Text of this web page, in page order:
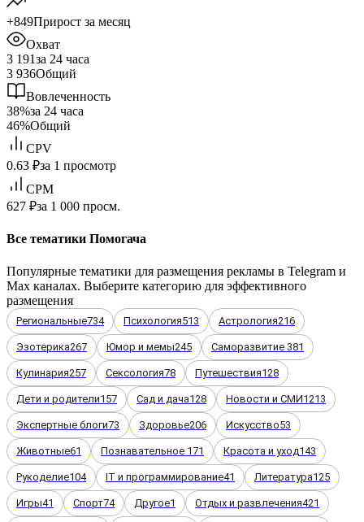
+849Прирост за месяц
Охват
3 191за 24 часа
3 936Общий
Вовлеченность
38%за 24 часа
46%Общий
CPV
0.63 ₽за 1 просмотр
CPM
627 ₽за 1 000 просм.
Все тематики Помогача
Популярные тематики для размещения рекламы в Telegram и
Max каналах. Выберите категорию для эффективного
размещения
Региональные734 Психология513 Астрология216
Эзотерика267 Юмор и мемы245 Саморазвитие 381
Кулинария257 Сексология78 Путешествия128
Дети и родители157 Сад и дача128 Новости и СМИ1213
Экспертные блоги73 Здоровье206 Искусство53
Животные61 Познавательное 171 Красота и уход143
Рукоделие104 IT и программирование41 Литература125
Игры41 Спорт74 Другое1 Отдых и развлечения421